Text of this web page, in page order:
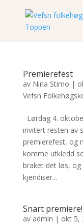
Premierefest
av Nina Stimo |
Vefsn
Lørdag 4.
invitert resten av
premierefest, og
komme utkledd
braket det løs, og
kjendiser...
Snart premiere!
av admin | okt 5,